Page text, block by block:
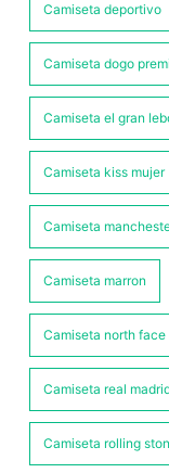
Camiseta deportivo
Camiseta dogo
Camiseta el gran
Camiseta kiss mujer
Camiseta
Camiseta marron
Camiseta north face
Camiseta real
Camiseta rolling